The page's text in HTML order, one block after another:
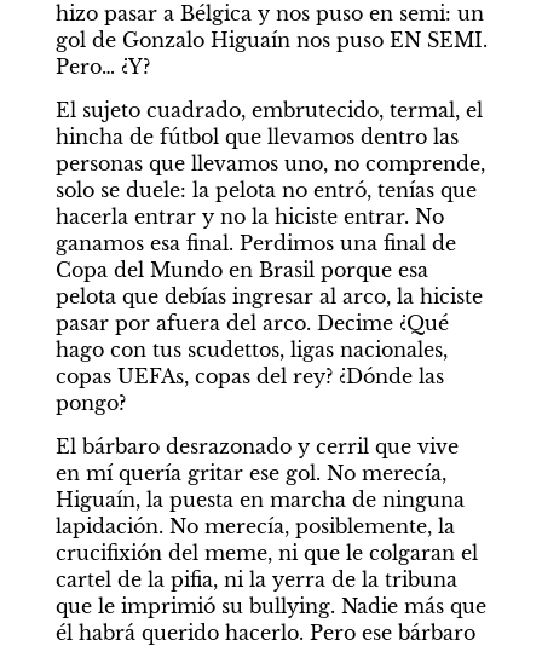
hizo pasar a Bélgica y nos puso en semi: un
gol de Gonzalo Higuaín nos puso EN SEMI.
Pero… ¿Y?
El sujeto cuadrado, embrutecido, termal, el
hincha de fútbol que llevamos dentro las
personas que llevamos uno, no comprende,
solo se duele: la pelota no entró, tenías que
hacerla entrar y no la hiciste entrar. No
ganamos esa final. Perdimos una final de
Copa del Mundo en Brasil porque esa
pelota que debías ingresar al arco, la hiciste
pasar por afuera del arco. Decime ¿Qué
hago con tus scudettos, ligas nacionales,
copas UEFAs, copas del rey? ¿Dónde las
pongo?
El bárbaro desrazonado y cerril que vive
en mí quería gritar ese gol. No merecía,
Higuaín, la puesta en marcha de ninguna
lapidación. No merecía, posiblemente, la
crucifixión del meme, ni que le colgaran el
cartel de la pifia, ni la yerra de la tribuna
que le imprimió su bullying. Nadie más que
él habrá querido hacerlo. Pero ese bárbaro